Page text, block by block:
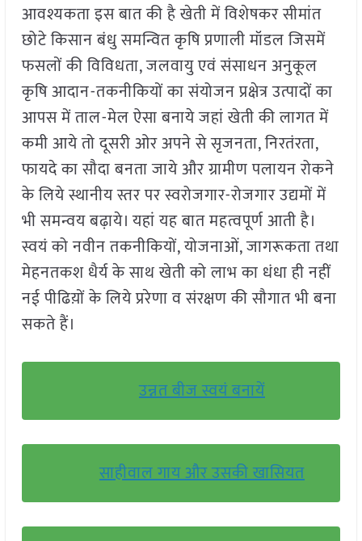
आवश्यकता इस बात की है खेती में विशेषकर सीमांत
छोटे किसान बंधु समन्वित कृषि प्रणाली मॉडल जिसमें
फसलों की विविधता, जलवायु एवं संसाधन अनुकूल
कृषि आदान-तकनीकियों का संयोजन प्रक्षेत्र उत्पादों का
आपस में ताल-मेल ऐसा बनाये जहां खेती की लागत में
कमी आये तो दूसरी ओर अपने से सृजनता, निरतंरता,
फायदे का सौदा बनता जाये और ग्रामीण पलायन रोकने
के लिये स्थानीय स्तर पर स्वरोजगार-रोजगार उद्यमों में
भी समन्वय बढ़ाये। यहां यह बात महत्वपूर्ण आती है।
स्वयं को नवीन तकनीकियों, योजनाओं, जागरूकता तथा
मेहनतकश धैर्य के साथ खेती को लाभ का धंधा ही नहीं
नई पीढिय़ों के लिये प्ररेणा व संरक्षण की सौगात भी बना
सकते हैं।
उन्नत बीज स्वयं बनायें
साहीवाल गाय और उसकी खासियत